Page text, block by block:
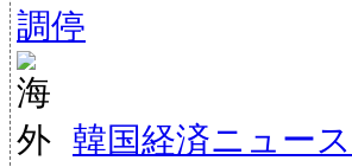
調停
韓国経済ニュー